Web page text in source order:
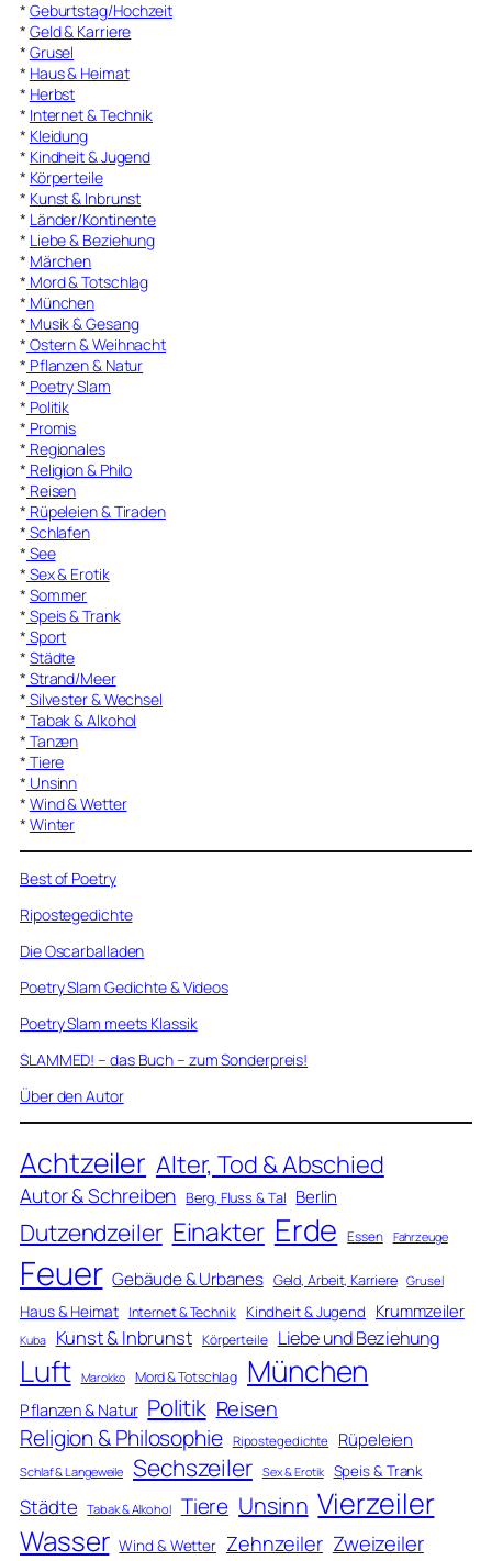
* Geburtstag/Hochzeit
* Geld & Karriere
* Grusel
* Haus & Heimat
* Herbst
* Internet & Technik
* Kleidung
* Kindheit & Jugend
* Körperteile
* Kunst & Inbrunst
* Länder/Kontinente
* Liebe & Beziehung
* Märchen
* Mord & Totschlag
* München
* Musik & Gesang
* Ostern & Weihnacht
* Pflanzen & Natur
* Poetry Slam
* Politik
* Promis
* Regionales
* Religion & Philo
* Reisen
* Rüpeleien & Tiraden
* Schlafen
* See
* Sex & Erotik
* Sommer
* Speis & Trank
* Sport
* Städte
* Strand/Meer
* Silvester & Wechsel
* Tabak & Alkohol
* Tanzen
* Tiere
* Unsinn
* Wind & Wetter
* Winter
Best of Poetry
Ripostegedichte
Die Oscarballaden
Poetry Slam Gedichte & Videos
Poetry Slam meets Klassik
SLAMMED! – das Buch – zum Sonderpreis!
Über den Autor
Achtzeiler Alter, Tod & Abschied
Autor & Schreiben Berg, Fluss & Tal Berlin
Dutzendzeiler Einakter Erde Essen Fahrzeuge
Feuer Gebäude & Urbanes Geld, Arbeit, Karriere Grusel
Haus & Heimat Internet & Technik Kindheit & Jugend Krummzeiler
Kuba Kunst & Inbrunst Körperteile Liebe und Beziehung
Luft Marokko Mord & Totschlag München
Pflanzen & Natur Politik Reisen
Religion & Philosophie Ripostegedichte Rüpeleien
Schlaf & Langeweile Sechszeiler Sex & Erotik Speis & Trank
Städte Tabak & Alkohol Tiere Unsinn Vierzeiler
Wasser Wind & Wetter Zehnzeiler Zweizeiler